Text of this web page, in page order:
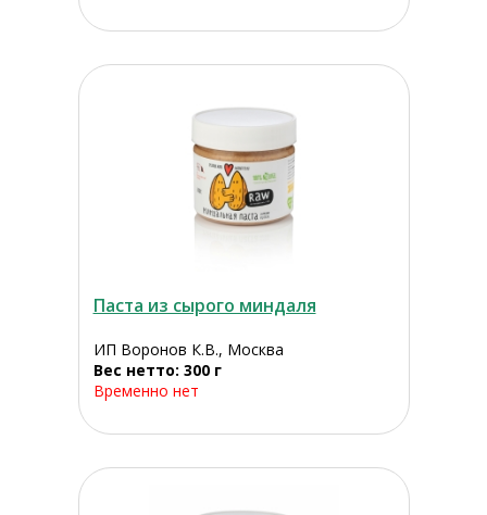
Паста из сырого миндаля
ИП Воронов К.В., Москва
Вес нетто: 300 г
Временно нет